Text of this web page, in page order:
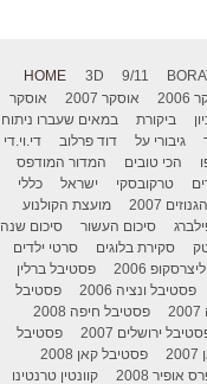
HOME 3D 9/11
אוסקר 2007
אוסקר
ביקורת
במאים שעברו ניתוח
גיבורי על דוד פרלוב
די.וי.די
הכי טובים
המדור המודפס
טרקובסקי ישראל
כללי
2007
מועצת הקולנוע
סיכום העשור
סיכום שנה
סקירת בלוגים
סרטי ילדים
2006
פסטיבל ברלין
פסטיבל ונציה 2006
פסטיבל
פסטיבל חיפה 2008
ירושלים 2007
פסטיבל
פסטיבל קאן 2008
אופיר 2008 קוונטין טרנטינו